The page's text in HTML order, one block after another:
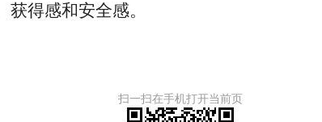
得感和安全感。
扫一扫在手机打开当前页